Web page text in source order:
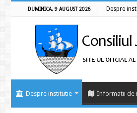
DUMINICA, 9 AUGUST 2026 Despre
Despre institutie Informatii de